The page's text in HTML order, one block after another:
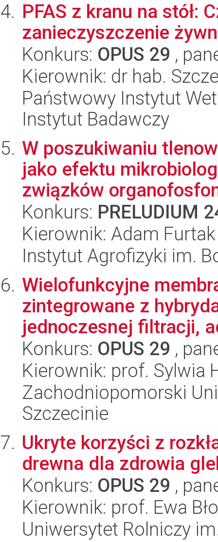
PFAS z kranu na stół:
zanieczyszczenie
Konkurs: OPUS 29 ,
Kierownik: dr hab.
Państwowy Instytut
Instytut Badawczy
W poszukiwaniu
jako efektu
związków
Konkurs: PRELUDIUM
Kierownik: Adam Furtak
Instytut Agrofizyki im.
Wielofunkcyjne
zintegrowane z
jednoczesnej filtracji,
Konkurs: OPUS 29 ,
Kierownik: prof. Sylwia
Zachodniopomorski
Szczecinie
Ukryte korzyści z
drewna dla zdrowia
Konkurs: OPUS 29 ,
Kierownik: prof. Ewa
Uniwersytet Rolniczy